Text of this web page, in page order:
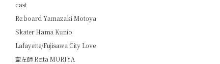
cast
Re:board Yamazaki Motoya
Skater Hama Kunio
Lafayette/Fujisawa City Love
藍左師 Reita MORIYA